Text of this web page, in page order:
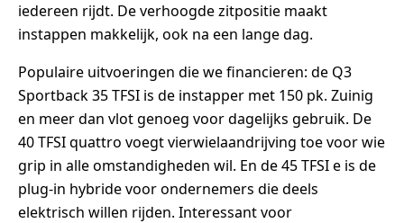
iedereen rijdt. De verhoogde zitpositie maakt
instappen makkelijk, ook na een lange dag.
Populaire uitvoeringen die we financieren: de Q3
Sportback 35 TFSI is de instapper met 150 pk. Zuinig
en meer dan vlot genoeg voor dagelijks gebruik. De
40 TFSI quattro voegt vierwielaandrijving toe voor wie
grip in alle omstandigheden wil. En de 45 TFSI e is de
plug-in hybride voor ondernemers die deels
elektrisch willen rijden. Interessant voor